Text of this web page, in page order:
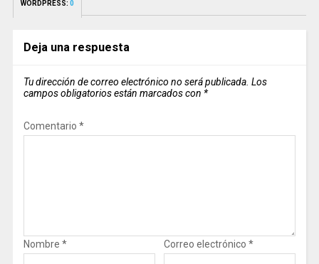
WORDPRESS: 0
Deja una respuesta
Tu dirección de correo electrónico no será publicada. Los
campos obligatorios están marcados con *
Comentario *
Nombre * Correo electrónico *